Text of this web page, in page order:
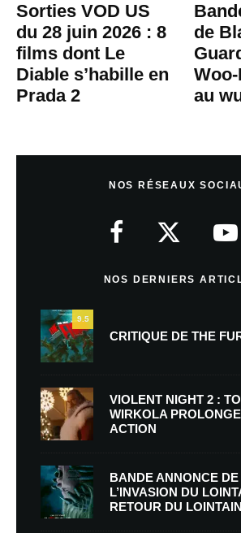
Sorties VOD US
du 28 juin 2026 : 8
films dont Le
Diable s’habille en
Prada 2
de
au
NOS RÉSEAUX
NOS DERNIERS
9.5
CRITIQUE DE THE
VIOLENT NIGHT 2 :
WIRKOLA
ACTION
BANDE ANNONCE
L’INVASION DU
RETOUR DU